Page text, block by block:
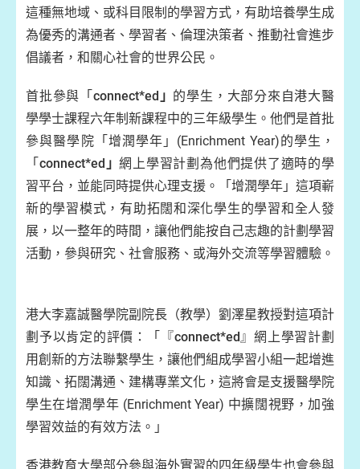
這種無地域、或科目限制的學習方式，有助培養學生成
為優秀的溝通者、學習者、倫理決策者、推動社會進步
倡議者，和關心社會的世界公民。
首批參與「 connect*ed 」 的學生，大部分來自港大醫
學學士課程六年制新課程中的三年級學生。他們是首批
參與醫學院「增潤學年」(Enrichment Year)的學生，
「 connect*ed 」網上學習計劃為他們提供了適時的學
習平台，並能同時提供心理支援。「增潤學年」這項嶄
新的學習模式，有助拓闊和深化學生的學習和全人發
展，以一整年的時間，讓他們能按自己志趣的計劃學習
活動，參與研究、社會服務、或海外交流等學習體驗。
港大李嘉誠醫學院副院長（教學）劉澤星教授對這項計
劃予以肯定的評價：「『connect*ed』網上學習計劃
用創新的方法聯繫學生，讓他們組成學習小組一起增進
知識、拓闊溝通、建構專業文化，這將會是支援醫學院
學生在增潤學年 (Enrichment Year) 中擴闊視野，加強
學習效益的有效方法。」
香港教育大學部分參與海外實習的四年級學生也會參與